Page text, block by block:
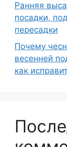
Ранняя
посадки,
пересадки
Почему
весенней
как